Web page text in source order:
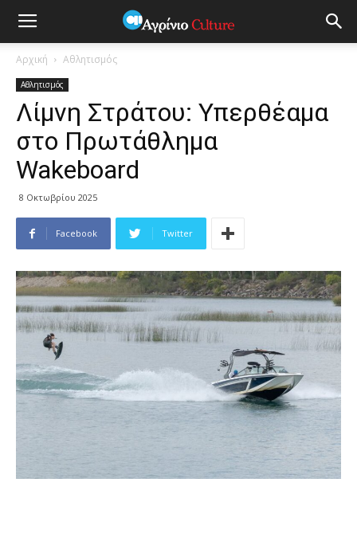
Αρχική Αθλητισμός
Αθλητισμός
Λίμνη Στράτου: Υπερθέαμα
στο Πρωτάθλημα
Wakeboard
8 Οκτωβρίου 2025
Facebook Twitter